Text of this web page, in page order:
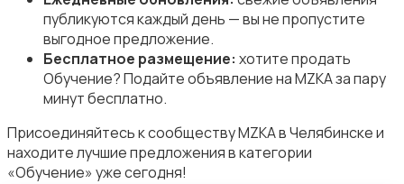
Фото- и видеосъемка
публикуются каждый день — вы не пропустите
выгодное предложение.
Бесплатное размещение: хотите продать
Обучение? Подайте объявление на MZKA за пару
минут бесплатно.
Присоединяйтесь к сообществу MZKA в Челябинске и
находите лучшие предложения в категории
«Обучение» уже сегодня!